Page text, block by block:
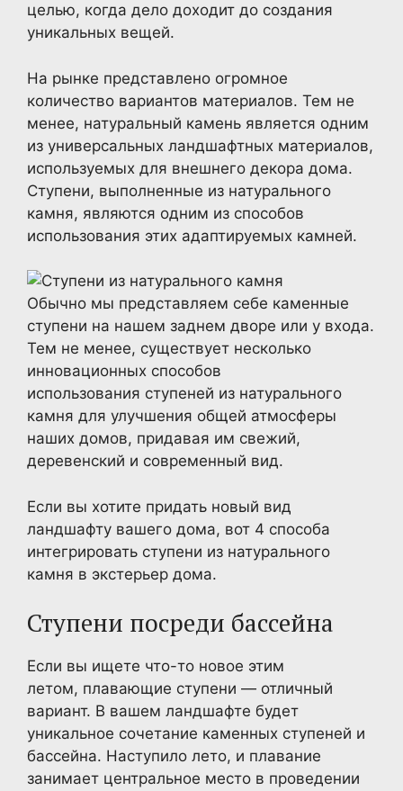
целью, когда дело доходит до создания
уникальных вещей.
На рынке представлено огромное
количество вариантов материалов. Тем не
менее, натуральный камень является одним
из универсальных ландшафтных материалов,
используемых для внешнего декора дома.
Ступени, выполненные из натурального
камня, являются одним из способов
использования этих адаптируемых камней.
Обычно мы представляем себе каменные
ступени на нашем заднем дворе или у входа.
Тем не менее, существует несколько
инновационных способов
использования ступеней из натурального
камня для улучшения общей атмосферы
наших домов, придавая им свежий,
деревенский и современный вид.
Если вы хотите придать новый вид
ландшафту вашего дома, вот 4 способа
интегрировать ступени из натурального
камня в экстерьер дома.
Ступени посреди бассейна
Если вы ищете что-то новое этим
летом, плавающие ступени — отличный
вариант. В вашем ландшафте будет
уникальное сочетание каменных ступеней и
бассейна. Наступило лето, и плавание
занимает центральное место в проведении